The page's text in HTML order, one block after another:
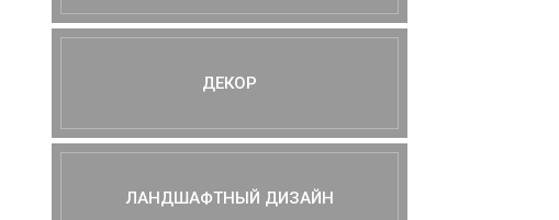
ДЕКОР
ЛАНДШАФТНЫЙ ДИЗАЙН